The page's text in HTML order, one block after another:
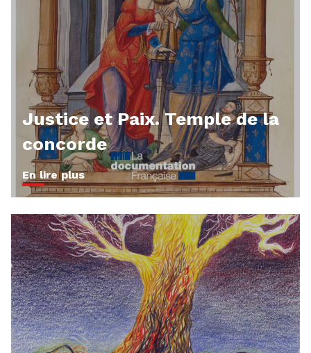
Justice et Paix. Temple de la
concorde
En lire plus